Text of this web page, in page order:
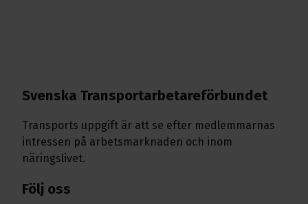
Svenska Transport­arbetare­förbundet
Transports uppgift är att se efter medlemmarnas
intressen på arbetsmarknaden och inom
näringslivet.
Följ oss